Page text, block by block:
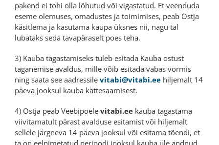
pakend ei tohi olla lõhutud või vigastatud. Et veenduda
eseme olemuses, omadustes ja toimimises, peab Ostja
käsitlema ja kasutama kaupa üksnes nii, nagu tal
lubataks seda tavapäraselt poes teha.
3) Kauba tagastamiseks tuleb esitada Kauba ostust
taganemise avaldus, mille võib esitada vabas vormis
ning saata see aadressile vitabi@vitabi.eehiljemalt 14
päeva jooksul kauba kättesaamisest.
4) Ostja peab Veebipoele vitabi.eekauba tagastama
viivitamatult pärast avalduse esitamist või hiljemalt
sellele järgneva 14 päeva jooksul või esitama tõendi, et
ta on eelnimetatud perioodi jooksul kauba üle andnud